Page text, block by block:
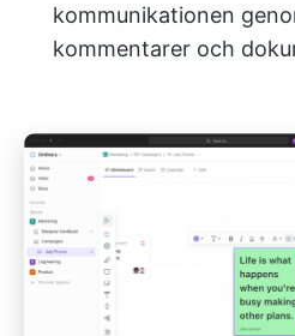
kommunikationen
kommentarer och